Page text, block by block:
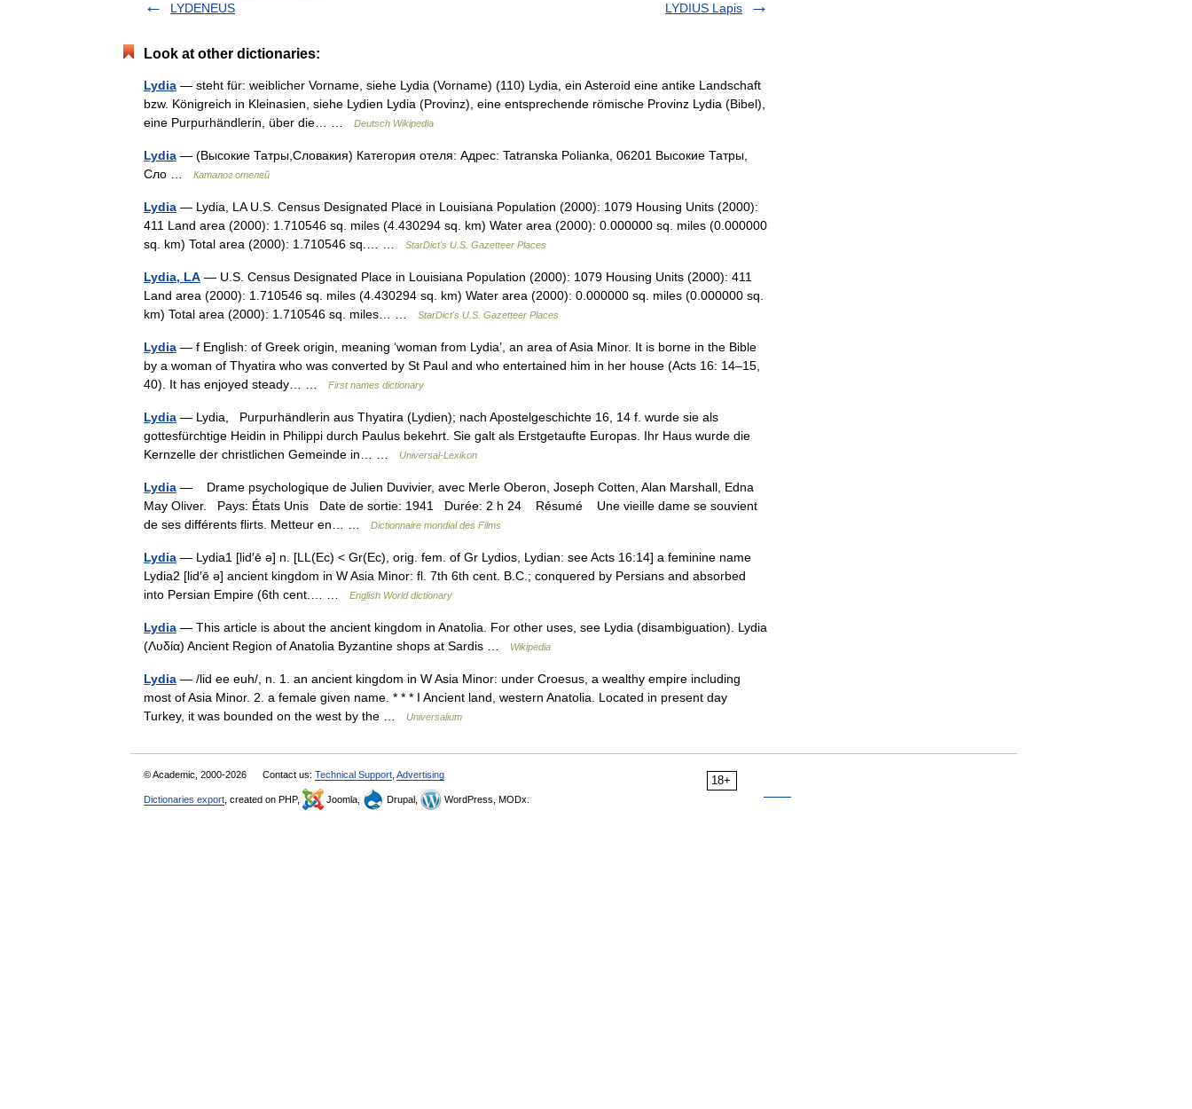
LYDENEUS
LYDIUS Lapis
Look at other dictionaries:
Lydia — steht für: weiblicher Vorname, siehe Lydia (Vorname) (110) Lydia, ein Asteroid eine antike Landschaft
bzw. Königreich in Kleinasien, siehe Lydien Lydia (Provinz), eine entsprechende römische Provinz Lydia (Bibel),
eine Purpurhändlerin, über die… …
Deutsch Wikipedia
Lydia — (Высокие Татры,Словакия) Категория отеля: Адрес: Tatranska Polianka, 06201 Высокие Татры,
Сло …
Каталог отелей
Lydia — Lydia, LA U.S. Census Designated Place in Louisiana Population (2000): 1079 Housing Units (2000):
411 Land area (2000): 1.710546 sq. miles (4.430294 sq. km) Water area (2000): 0.000000 sq. miles (0.000000
sq. km) Total area (2000): 1.710546 sq.… …
StarDict's U.S. Gazetteer Places
Lydia, LA — U.S. Census Designated Place in Louisiana Population (2000): 1079 Housing Units (2000): 411
Land area (2000): 1.710546 sq. miles (4.430294 sq. km) Water area (2000): 0.000000 sq. miles (0.000000 sq.
km) Total area (2000): 1.710546 sq. miles… …
StarDict's U.S. Gazetteer Places
Lydia — f English: of Greek origin, meaning ‘woman from Lydia’, an area of Asia Minor. It is borne in the Bible
by a woman of Thyatira who was converted by St Paul and who entertained him in her house (Acts 16: 14–15,
40). It has enjoyed steady… …
First names dictionary
Lydia — Lydia, Purpurhändlerin aus Thyatira (Lydien); nach Apostelgeschichte 16, 14 f. wurde sie als
gottesfürchtige Heidin in Philippi durch Paulus bekehrt. Sie galt als Erstgetaufte Europas. Ihr Haus wurde die
Kernzelle der christlichen Gemeinde in… …
Universal-Lexikon
Lydia — Drame psychologique de Julien Duvivier, avec Merle Oberon, Joseph Cotten, Alan Marshall, Edna
May Oliver. Pays: États Unis Date de sortie: 1941 Durée: 2 h 24 Résumé Une vieille dame se souvient
de ses différents flirts. Metteur en… …
Dictionnaire mondial des Films
Lydia — Lydia1 [lid′ē ə] n. [LL(Ec) < Gr(Ec), orig. fem. of Gr Lydios, Lydian: see Acts 16:14] a feminine name
Lydia2 [lid′ē ə] ancient kingdom in W Asia Minor: fl. 7th 6th cent. B.C.; conquered by Persians and absorbed
into Persian Empire (6th cent.… …
English World dictionary
Lydia — This article is about the ancient kingdom in Anatolia. For other uses, see Lydia (disambiguation). Lydia
(Λυδία) Ancient Region of Anatolia Byzantine shops at Sardis …
Wikipedia
Lydia — /lid ee euh/, n. 1. an ancient kingdom in W Asia Minor: under Croesus, a wealthy empire including
most of Asia Minor. 2. a female given name. * * * I Ancient land, western Anatolia. Located in present day
Turkey, it was bounded on the west by the …
Universalium
18+
© Academic, 2000-2026 Contact us: Technical Support Advertising
Dictionaries export , created on PHP, Joomla, Drupal, WordPress, MODx.